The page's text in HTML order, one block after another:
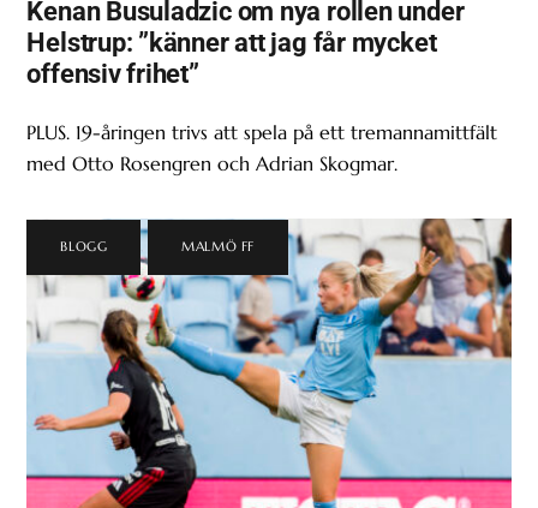
Kenan Busuladzic om nya rollen under
Helstrup: ”känner att jag får mycket
offensiv frihet”
PLUS. 19-åringen trivs att spela på ett tremannamittfält
med Otto Rosengren och Adrian Skogmar.
BLOGG MALMÖ FF